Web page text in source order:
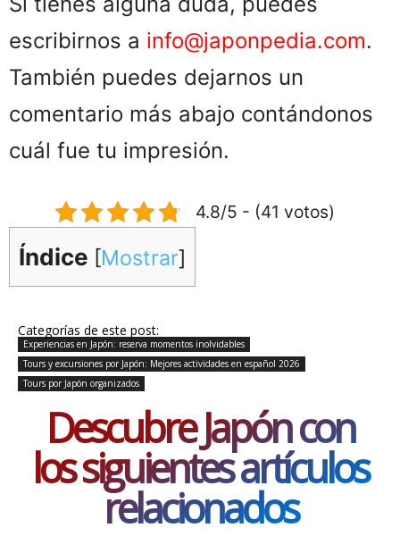
escribirnos a info@japonpedia.com.
También puedes dejarnos un
comentario más abajo contándonos
cuál fue tu impresión.
4.8/5 - (41 votos)
Índice [Mostrar]
Categorías de este post:
Experiencias en Japón: reserva momentos inolvidables
Tours y excursiones por Japón: Mejores actividades en español 2026
Tours por Japón organizados
Descubre Japón con
los siguientes artículos
relacionados